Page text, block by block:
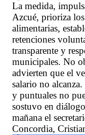
La medida,
Azcué, prioriza
alimentarias,
retenciones
transparente y
municipales. No
advierten que el
salario no
y puntuales no
sostuvo en
mañana el
Concordia,